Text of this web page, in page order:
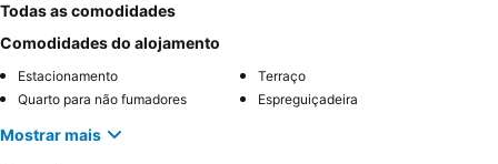
Todas as comodidades
Comodidades do alojamento
Estacionamento
Terraço
Quarto para não fumadores
Espreguiçadeira
Mostrar mais